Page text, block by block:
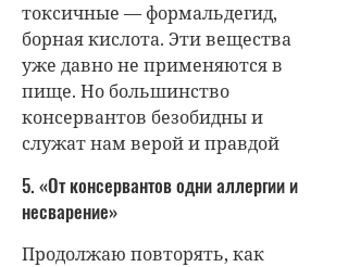
токсичные — формальдегид,
борная кислота. Эти вещества
уже давно не применяются в
пище. Но большинство
консервантов безобидны и
служат нам верой и правдой
5. «От консервантов одни аллергии и
несварение»
Продолжаю повторять, как